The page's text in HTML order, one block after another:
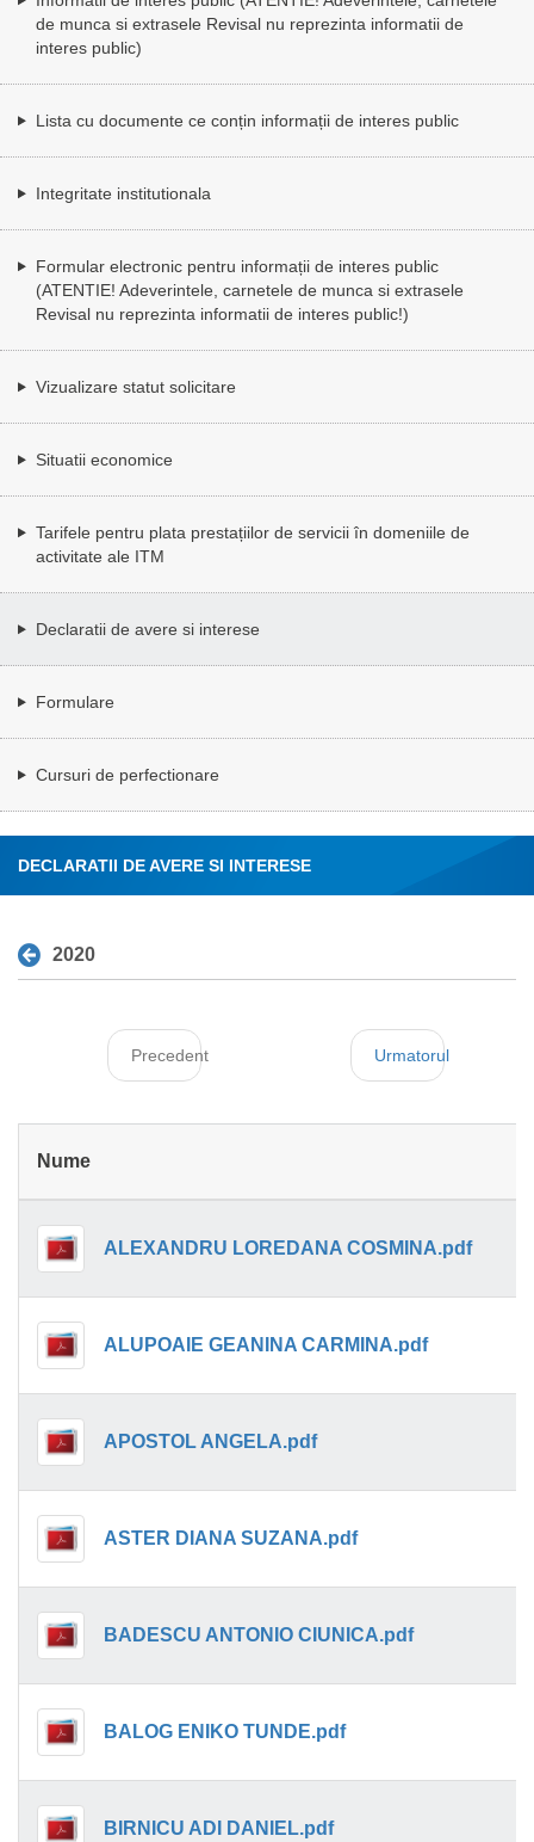
de munca si extrasele Revisal nu reprezinta informatii de
interes public)
Lista cu documente ce conțin informații de interes public
Integritate institutionala
Formular electronic pentru informații de interes public
(ATENTIE! Adeverintele, carnetele de munca si extrasele
Revisal nu reprezinta informatii de interes public!)
Vizualizare statut solicitare
Situatii economice
Tarifele pentru plata prestațiilor de servicii în domeniile de
activitate ale ITM
Declaratii de avere si interese
Formulare
Cursuri de perfectionare
DECLARATII DE AVERE SI INTERESE
2020
Precedent Urmatorul
Nume
ALEXANDRU LOREDANA COSMINA.pdf
ALUPOAIE GEANINA CARMINA.pdf
APOSTOL ANGELA.pdf
ASTER DIANA SUZANA.pdf
BADESCU ANTONIO CIUNICA.pdf
BALOG ENIKO TUNDE.pdf
BIRNICU ADI DANIEL.pdf